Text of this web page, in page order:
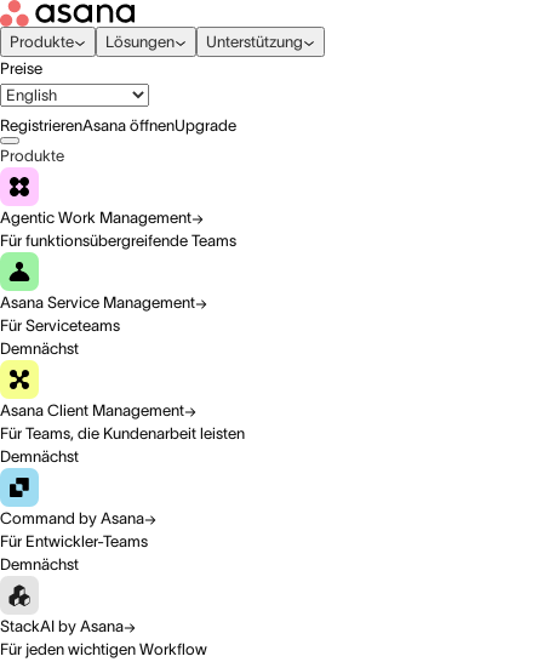
Produkte Lösungen
Unterstützung
Preise
RegistrierenAsana öffnenUpgrade
Produkte
Agentic Work Management
Für funktionsübergreifende Teams
Asana Service Management
Für Serviceteams
Demnächst
Asana Client Management
Für Teams, die Kundenarbeit leisten
Demnächst
Command by Asana
Für Entwickler-Teams
Demnächst
StackAI by Asana
Für jeden wichtigen Workflow